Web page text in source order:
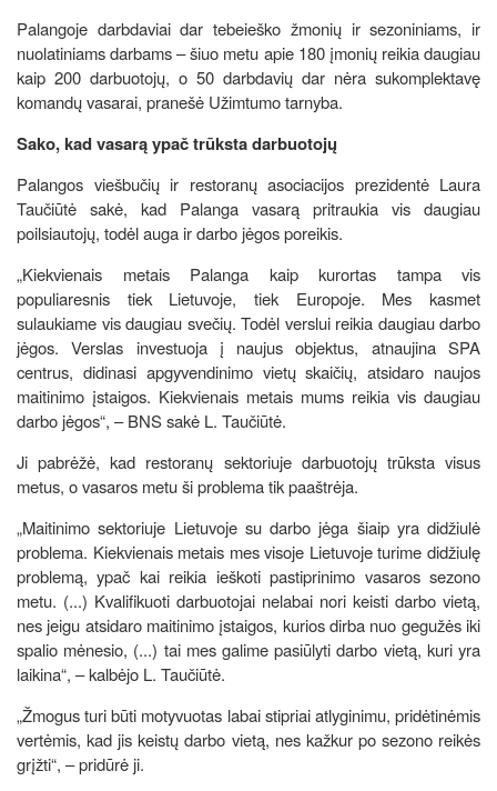
Palangoje darbdaviai dar tebeieško žmonių ir sezoniniams, ir
nuolatiniams darbams – šiuo metu apie 180 įmonių reikia daugiau
kaip 200 darbuotojų, o 50 darbdavių dar nėra sukomplektavę
komandų vasarai, pranešė Užimtumo tarnyba.
Sako, kad vasarą ypač trūksta darbuotojų
Palangos viešbučių ir restoranų asociacijos prezidentė Laura
Taučiūtė sakė, kad Palanga vasarą pritraukia vis daugiau
poilsiautojų, todėl auga ir darbo jėgos poreikis.
„Kiekvienais metais Palanga kaip kurortas tampa vis
populiaresnis tiek Lietuvoje, tiek Europoje. Mes kasmet
sulaukiame vis daugiau svečių. Todėl verslui reikia daugiau darbo
jėgos. Verslas investuoja į naujus objektus, atnaujina SPA
centrus, didinasi apgyvendinimo vietų skaičių, atsidaro naujos
maitinimo įstaigos. Kiekvienais metais mums reikia vis daugiau
darbo jėgos“, – BNS sakė L. Taučiūtė.
Ji pabrėžė, kad restoranų sektoriuje darbuotojų trūksta visus
metus, o vasaros metu ši problema tik paaštrėja.
„Maitinimo sektoriuje Lietuvoje su darbo jėga šiaip yra didžiulė
problema. Kiekvienais metais mes visoje Lietuvoje turime didžiulę
problemą, ypač kai reikia ieškoti pastiprinimo vasaros sezono
metu. (...) Kvalifikuoti darbuotojai nelabai nori keisti darbo vietą,
nes jeigu atsidaro maitinimo įstaigos, kurios dirba nuo gegužės iki
spalio mėnesio, (...) tai mes galime pasiūlyti darbo vietą, kuri yra
laikina“, – kalbėjo L. Taučiūtė.
„Žmogus turi būti motyvuotas labai stipriai atlyginimu, pridėtinėmis
vertėmis, kad jis keistų darbo vietą, nes kažkur po sezono reikės
grįžti“, – pridūrė ji.